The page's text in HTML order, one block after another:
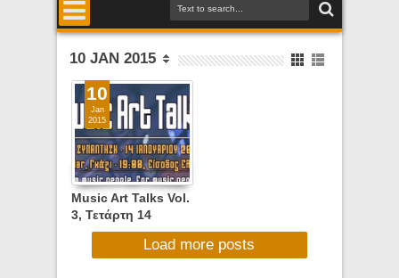
10 JAN 2015
Music Art Talks Vol.
3, Τετάρτη 14
Ιανουαρίου 2015,
10
Jan
2015
Load more posts